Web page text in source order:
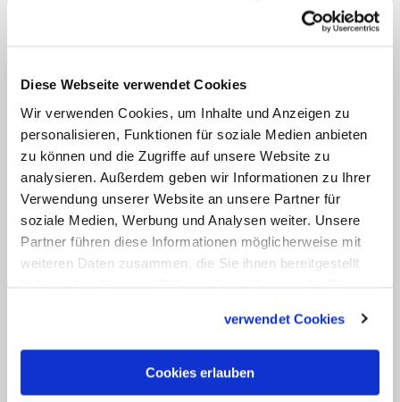
Diese Webseite verwendet Cookies
Wir verwenden Cookies, um Inhalte und Anzeigen zu
personalisieren, Funktionen für soziale Medien anbieten
zu können und die Zugriffe auf unsere Website zu
analysieren. Außerdem geben wir Informationen zu Ihrer
Verwendung unserer Website an unsere Partner für
soziale Medien, Werbung und Analysen weiter. Unsere
Partner führen diese Informationen möglicherweise mit
weiteren Daten zusammen, die Sie ihnen bereitgestellt
verwendet Cookies
Cookies erlauben
Kathedrale Notre-Dame in Paris haben
hinaus" Seit Jahrhunderten werd in dieser
Kathedrale gebetet und Gottesdienst
gefeiert. Für unzählige Menschen sei sie
eine geistliche Heimat. "Meine Gedanken
sind heute bei ihnen. Es ist ein sehr
großer Verlust", so Heße. Am Dienstag
um 12 Uhr werde der Hamburger St.-
Hauptkirchen der Stadt die Trauerglocke
Mitgefühls läuten, hieß es. Auch die
Diözesen Köln, Mainz, Freiburg und